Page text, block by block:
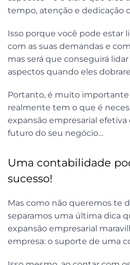
tempo, atenção e dedicação
Isso porque você pode estar
com as suas demandas e
mas será que conseguirá
aspectos quando eles
Portanto, é muito importante
realmente tem o que é
expansão empresarial efetiva
futuro do seu negócio…
Uma contabilidade
sucesso!
Mas como não queremos te
separamos uma última dica
expansão empresarial
empresa: o suporte de uma